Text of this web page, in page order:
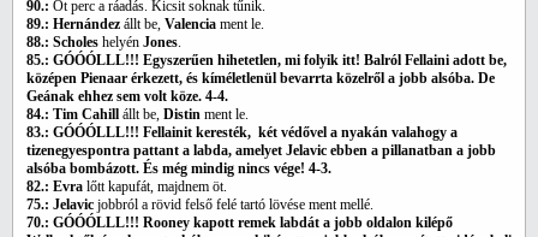
90.: Öt perc a ráadás. Kicsit soknak tűnik.
89.: Hernández állt be, Valencia ment le.
88.: Scholes helyén Jones.
85.: GÓÓÓLLL!!! Egyszerűen hihetetlen, mi folyik itt! Balról Fellaini adott be,
középen Pienaar érkezett, és kíméletlenül bevarrta közelről a jobb alsóba. De
Geának ehhez sem volt köze. 4-4.
84.: Tim Cahill állt be, Distin ment le.
83.: GÓÓÓLLL!!! Fellainit keresték, két védővel a nyakán valahogy a
tizenegyespontra pattant a labda, amelyet Jelavic ebben a pillanatban a jobb
alsóba bombázott. És még mindig nincs vége! 4-3.
82.: Evra lőtt kapufát, majdnem öt.
75.: Jelavic jobbról a rövid felső felé tartó lövése ment mellé.
70.: GÓÓÓLLL!!! Rooney kapott remek labdát a jobb oldalon kilépő